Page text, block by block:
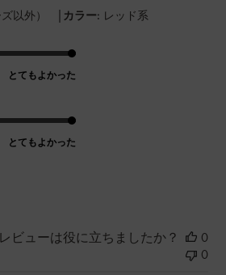
以外） | カラー: レッド系
とてもよかった
とてもよかった
ビューは役に立ちましたか？
0
0